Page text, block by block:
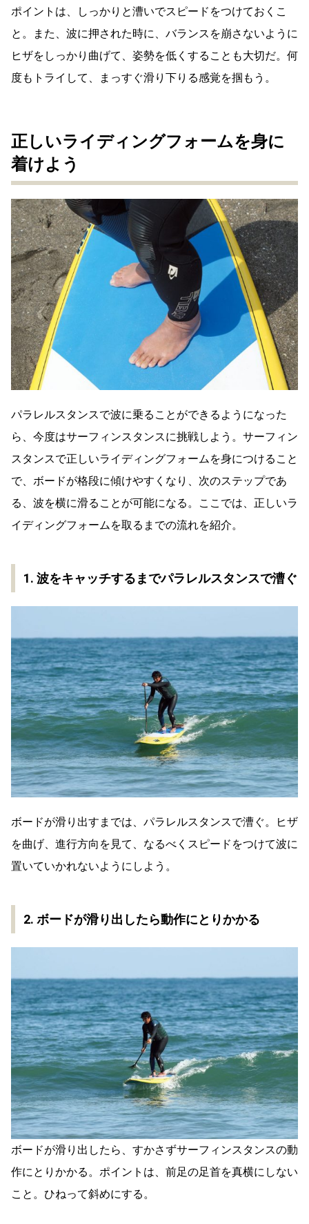
ポイントは、しっかりと漕いでスピードをつけておくこ
と。また、波に押された時に、バランスを崩さないように
ヒザをしっかり曲げて、姿勢を低くすることも大切だ。何
度もトライして、まっすぐ滑り下りる感覚を掴もう。
正しいライディングフォームを身に
着けよう
パラレルスタンスで波に乗ることができるようになった
ら、今度はサーフィンスタンスに挑戦しよう。サーフィン
スタンスで正しいライディングフォームを身につけること
で、ボードが格段に傾けやすくなり、次のステップであ
る、波を横に滑ることが可能になる。ここでは、正しいラ
イディングフォームを取るまでの流れを紹介。
1. 波をキャッチするまでパラレルスタンスで漕ぐ
ボードが滑り出すまでは、パラレルスタンスで漕ぐ。ヒザ
を曲げ、進行方向を見て、なるべくスピードをつけて波に
置いていかれないようにしよう。
2. ボードが滑り出したら動作にとりかかる
ボードが滑り出したら、すかさずサーフィンスタンスの動
作にとりかかる。ポイントは、前足の足首を真横にしない
こと。ひねって斜めにする。